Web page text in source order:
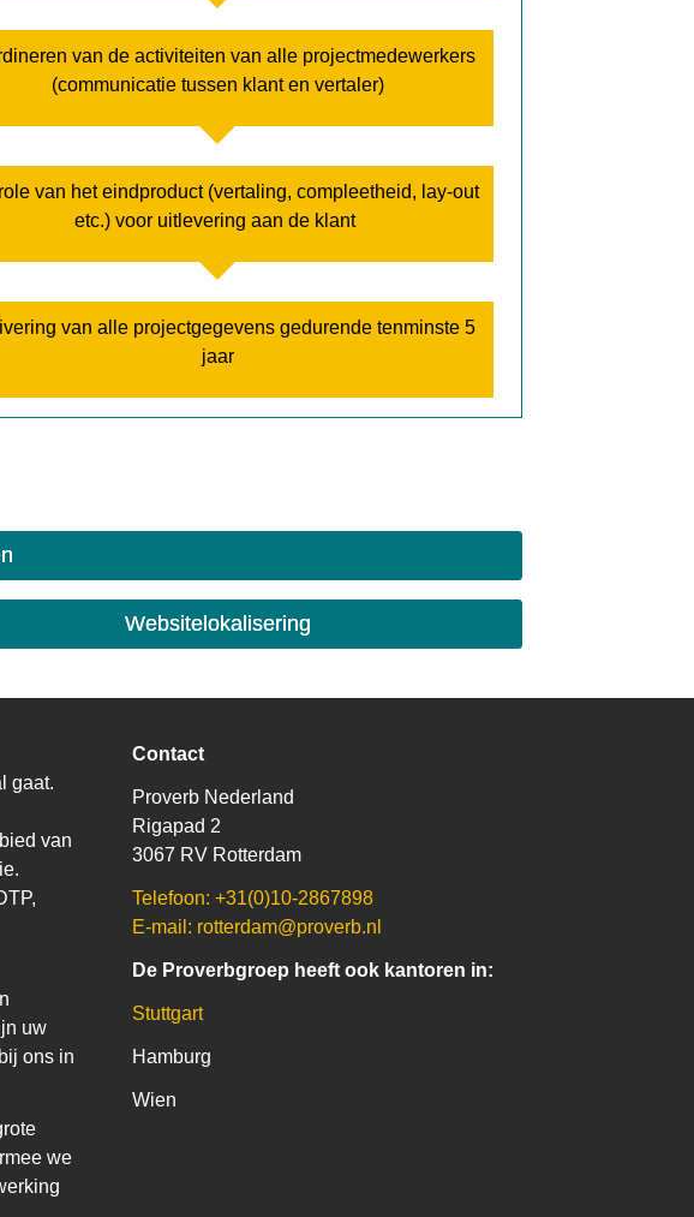
van de activiteiten van alle projectmedewerkers
(communicatie tussen klant en vertaler)
van het eindproduct (vertaling, compleetheid, lay-out
etc.) voor uitlevering aan de klant
van alle projectgegevens gedurende tenminste 5
jaar
Websitelokalisering
gaat.
van
uw
ons in
we
Contact
Proverb Nederland
Rigapad 2
3067 RV Rotterdam
Telefoon: +31(0)10-2867898
E-mail: rotterdam@proverb.nl
De Proverbgroep heeft ook kantoren in:
Stuttgart
Hamburg
Wien